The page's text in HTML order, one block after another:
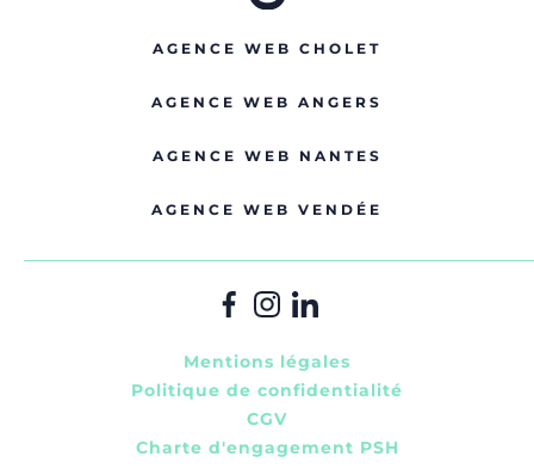
AGENCE WEB CHOLET
AGENCE WEB ANGERS
AGENCE WEB NANTES
AGENCE WEB VENDÉE
Mentions légales
Politique de confidentialité
CGV
Charte d'engagement PSH